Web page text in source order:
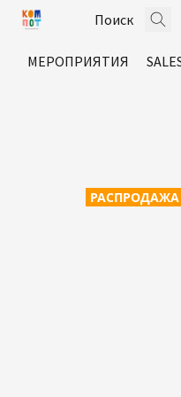
МЕРОПРИЯТИЯ
РАСПРОДАЖА